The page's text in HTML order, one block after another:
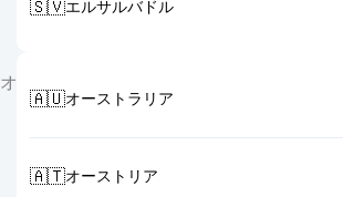
🇸🇻エルサルバドル
オ
🇦🇺オーストラリア
🇦🇹オーストリア